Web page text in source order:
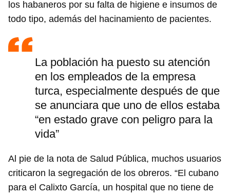
los habaneros por su falta de higiene e insumos de
todo tipo, además del hacinamiento de pacientes.
La población ha puesto su atención
en los empleados de la empresa
turca, especialmente después de que
se anunciara que uno de ellos estaba
“en estado grave con peligro para la
vida”
Al pie de la nota de Salud Pública, muchos usuarios
criticaron la segregación de los obreros. “El cubano
para el Calixto García, un hospital que no tiene de